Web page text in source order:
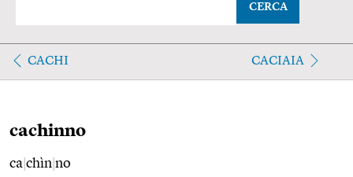
CERCA
CACHI CACIAIA
cachinno
ca chìn no